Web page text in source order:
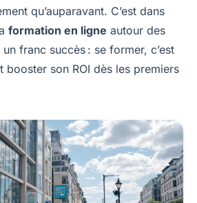
qu’auparavant. C’est dans
formation en ligne autour des
franc succès : se former, c’est
booster son ROI dès les premiers